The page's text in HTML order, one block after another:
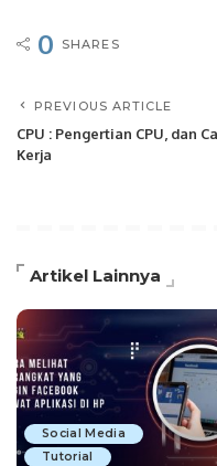
0 SHARES
PREVIOUS ARTICLE
CPU : Pengertian CPU, dan
Kerja
Artikel Lainnya
Social Media
Tutorial